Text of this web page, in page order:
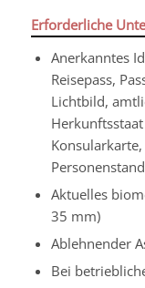
Erforderliche
Anerkanntes
Reisepass,
Lichtbild,
Aktuelles
35 mm)
Ablehnender
Bei